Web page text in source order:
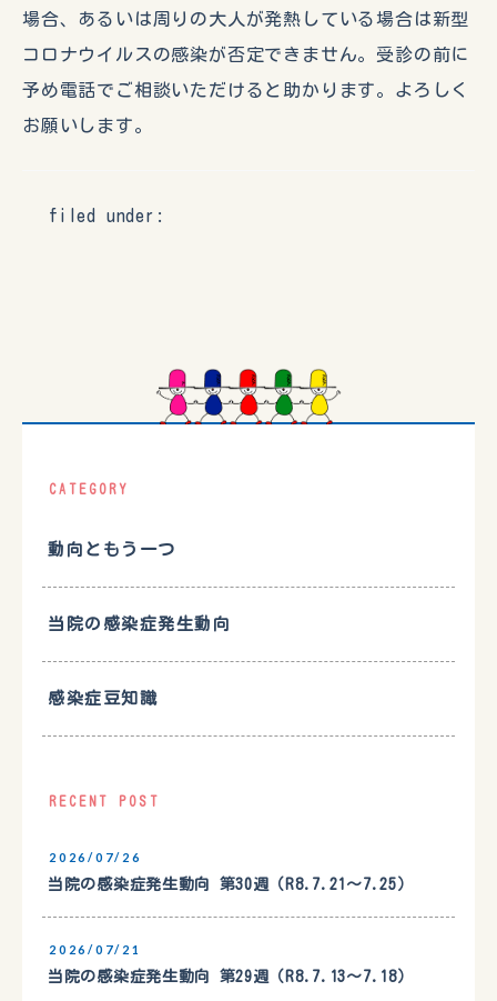
場合、あるいは周りの大人が発熱している場合は新型
コロナウイルスの感染が否定できません。受診の前に
予め電話でご相談いただけると助かります。よろしく
お願いします。
filed under:
CATEGORY
動向ともう一つ
当院の感染症発生動向
感染症豆知識
RECENT POST
2026/07/26
当院の感染症発生動向 第30週（R8.7.21〜7.25）
2026/07/21
当院の感染症発生動向 第29週（R8.7.13〜7.18）